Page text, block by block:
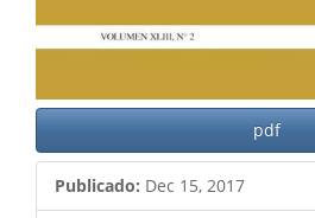
pdf
Publicado: Dec 15, 2017